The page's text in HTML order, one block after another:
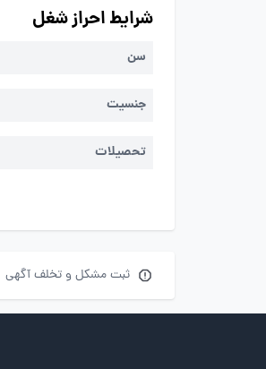
شرایط احراز شغل
سن
جنسیت
تحصیلات
ثبت مشکل و تخلف آگهی